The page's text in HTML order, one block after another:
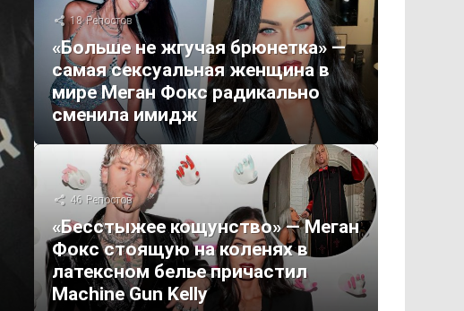
18 Репостов
«Больше не жгучая брюнетка» —
самая сексуальная женщина в
мире Меган Фокс радикально
сменила имидж
46 Репостов
«Бесстыжее кощунство» — Меган
Фокс стоящую на коленях в
латексном белье причастил
Machine Gun Kelly